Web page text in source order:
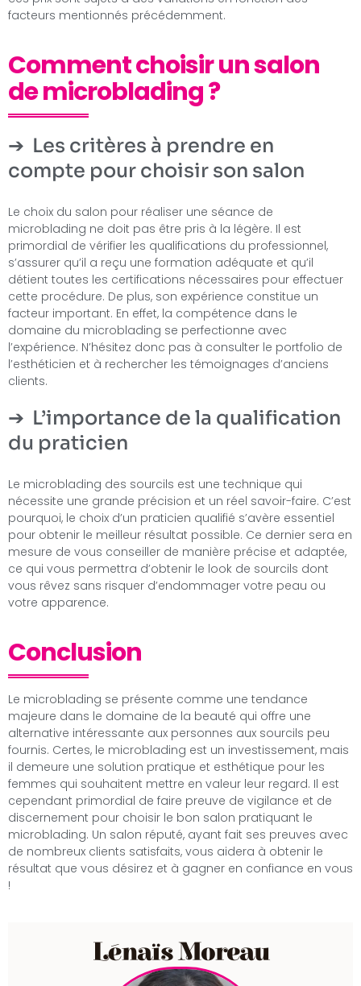
facteurs mentionnés précédemment.
Comment choisir un salon
de microblading ?
Les critères à prendre en
compte pour choisir son salon
Le choix du salon pour réaliser une séance de
microblading ne doit pas être pris à la légère. Il est
primordial de vérifier les qualifications du professionnel,
s’assurer qu’il a reçu une formation adéquate et qu’il
détient toutes les certifications nécessaires pour effectuer
cette procédure. De plus, son expérience constitue un
facteur important. En effet, la compétence dans le
domaine du microblading se perfectionne avec
l’expérience. N’hésitez donc pas à consulter le portfolio de
l’esthéticien et à rechercher les témoignages d’anciens
clients.
L’importance de la qualification
du praticien
Le microblading des sourcils est une technique qui
nécessite une grande précision et un réel savoir-faire. C’est
pourquoi, le choix d’un praticien qualifié s’avère essentiel
pour obtenir le meilleur résultat possible. Ce dernier sera en
mesure de vous conseiller de manière précise et adaptée,
ce qui vous permettra d’obtenir le look de sourcils dont
vous rêvez sans risquer d’endommager votre peau ou
votre apparence.
Conclusion
Le microblading se présente comme une tendance
majeure dans le domaine de la beauté qui offre une
alternative intéressante aux personnes aux sourcils peu
fournis. Certes, le microblading est un investissement, mais
il demeure une solution pratique et esthétique pour les
femmes qui souhaitent mettre en valeur leur regard. Il est
cependant primordial de faire preuve de vigilance et de
discernement pour choisir le bon salon pratiquant le
microblading. Un salon réputé, ayant fait ses preuves avec
de nombreux clients satisfaits, vous aidera à obtenir le
résultat que vous désirez et à gagner en confiance en vous
!
Lénaïs Moreau